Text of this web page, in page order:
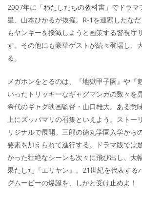
2007年に「わたしたちの教科書」でドラ
星、山本ひかるが抜擢。R-1を連覇したな
もヤンキーを撲滅しようと画策する警視庁
す。その他にも豪華ゲストが続々登場し、
る。
メガホンをとるのは、『地獄甲子園』や『
いったトリッキーなギャグマンガの数々を
希代のギャグ映画監督・山口雄大。ある意
上にズッパマリの召集といえよう。ストー
リジナルで展開。三郎の徳丸学園入学から
要素を加えられて進行する。ドラマ版では
かった壮絶なシーンも次々に飛び出し、大
果たした『エリヤン』。21世紀を代表する
グムービーの爆誕を、しかと受け止めよ！